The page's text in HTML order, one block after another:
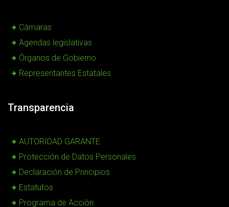
Cámaras
Agendas legislativas
Órganos de Gobierno
Representantes Estatales
Transparencia
AUTORIDAD GARANTE
Protección de Datos Personales
Declaración de Principios
Estatutos
Programa de Acción